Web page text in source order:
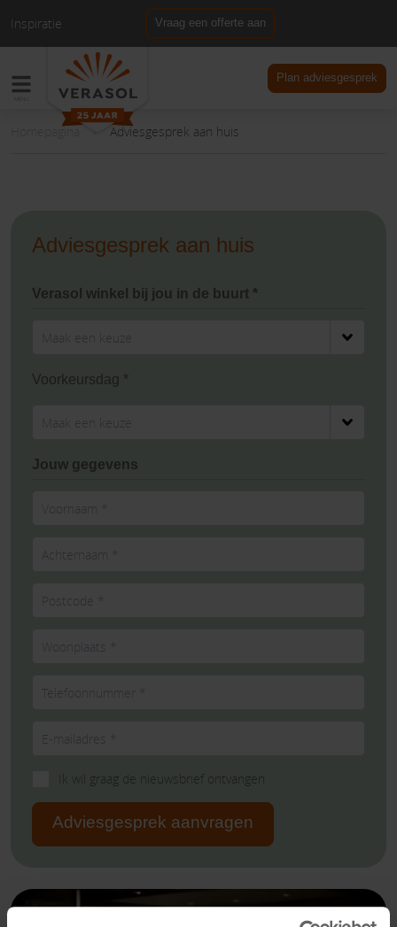
Inspiratie Vraag een offerte aan
DE
Plan adviesgesprek
Homepagina Adviesgesprek aan huis
Adviesgesprek aan huis
Verasol winkel bij jou in de buurt *
Voorkeursdag *
Jouw gegevens
Ik wil graag de nieuwsbrief ontvangen
Adviesgesprek aanvragen